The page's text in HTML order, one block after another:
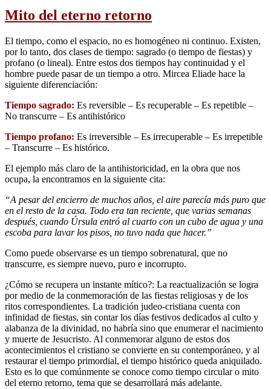
Mito del eterno retorno
El tiempo, como el espacio, no es homogéneo ni continuo. Existen,
por lo tanto, dos clases de tiempo: sagrado (o tiempo de fiestas) y
profano (o lineal). Entre estos dos tiempos hay continuidad y el
hombre puede pasar de un tiempo a otro. Mircea Eliade hace la
siguiente diferenciación:
Tiempo sagrado: Es reversible – Es recuperable – Es repetible –
No transcurre – Es antihistórico
Tiempo profano: Es irreversible – Es irrecuperable – Es irrepetible
– Transcurre – Es histórico.
El ejemplo más claro de la antihistoricidad, en la obra que nos
ocupa, la encontramos en la siguiente cita:
“A pesar del encierro de muchos años, el aire parecía más puro que
en el resto de la casa. Todo era tan reciente, que varias semanas
después, cuando Úrsula entró al cuarto con un cubo de agua y una
escoba para lavar los pisos, no tuvo nada que hacer.”
Como puede observarse es un tiempo sobrenatural, que no
transcurre, es siempre nuevo, puro e incorrupto.
¿Cómo se recupera un instante mítico?: La reactualización se logra
por medio de la conmemoración de las fiestas religiosas y de los
ritos correspondientes. La tradición judeo-cristiana cuenta con
infinidad de fiestas, sin contar los días festivos dedicados al culto y
alabanza de la divinidad, no habría sino que enumerar el nacimiento
y muerte de Jesucristo. Al conmemorar alguno de estos dos
acontecimientos el cristiano se convierte en su contemporáneo, y al
restaurar el tiempo primordial, el tiempo histórico queda aniquilado.
Esto es lo que comúnmente se conoce como tiempo circular o mito
del eterno retorno, tema que se desarrollará más adelante.